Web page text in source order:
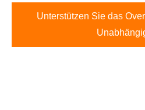
Unterstützen Sie das